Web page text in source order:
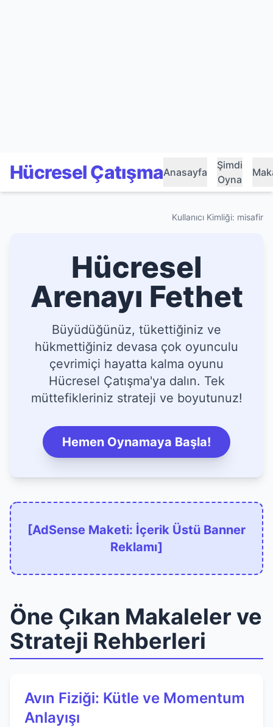
Hücresel ÇatışmaAnasayfa
Şimdi
Oyna
Kullanıcı Kimliği: misafir
Hücresel
Arenayı Fethet
Büyüdüğünüz, tükettiğiniz ve
hükmettiğiniz devasa çok oyunculu
çevrimiçi hayatta kalma oyunu
Hücresel Çatışma'ya dalın. Tek
müttefikleriniz strateji ve boyutunuz!
Hemen Oynamaya Başla!
[AdSense Maketi: İçerik Üstü Banner
Reklamı]
Öne Çıkan Makaleler ve
Strateji Rehberleri
Avın Fiziği: Kütle ve Momentum
Anlayışı